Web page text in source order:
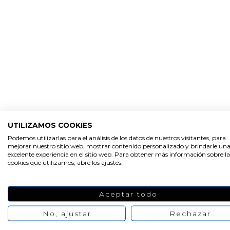
UTILIZAMOS COOKIES
Podemos utilizarlas para el análisis de los datos de nuestros visitantes, para
mejorar nuestro sitio web, mostrar contenido personalizado y brindarle una
excelente experiencia en el sitio web. Para obtener más información sobre
cookies que utilizamos, abre los ajustes.
Aceptar todo
No, ajustar Rechazar